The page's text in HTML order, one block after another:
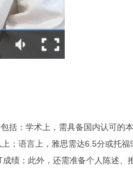
括：学术上，需具备国内认可的
；语言上，雅思需达6.5分或托福
绩；此外，还需准备个人陈述、